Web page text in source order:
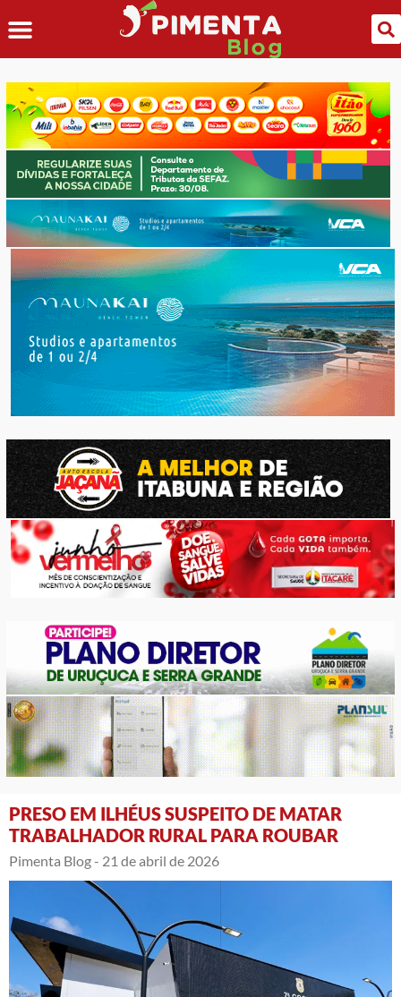
PRESO EM ILHÉUS SUSPEITO DE MATAR
TRABALHADOR RURAL PARA ROUBAR
Pimenta Blog - 21 de abril de 2026